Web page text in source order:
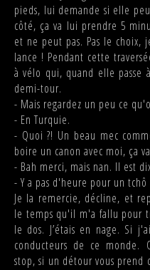
pieds, lui demande si elle
côté, ça va lui prendre 5
et ne peut pas. Pas le
lance ! Pendant cette
à vélo qui, quand elle
demi-tour.
- Mais regardez un peu ce
- En Turquie.
- Quoi ?! Un beau mec
boire un canon avec moi, ça
- Bah merci, mais nan. Il est
- Y a pas d'heure pour un
Je la remercie, décline, et
le temps qu'il m'a fallu pour
le dos. J’étais en nage. Si
conducteurs de ce monde.
stop, si un détour vous prend